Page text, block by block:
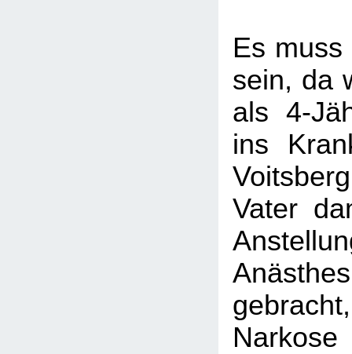
Es
sein, da
als 4-
ins
Vater